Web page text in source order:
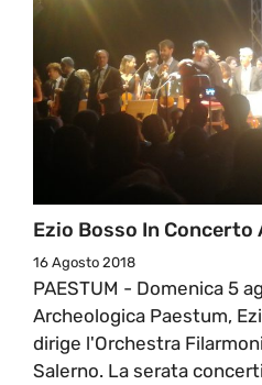
Ezio Bosso In Concerto
16 Agosto 2018
PAESTUM - Domenica 5
Archeologica Paestum,
dirige l'Orchestra
Salerno. La serata